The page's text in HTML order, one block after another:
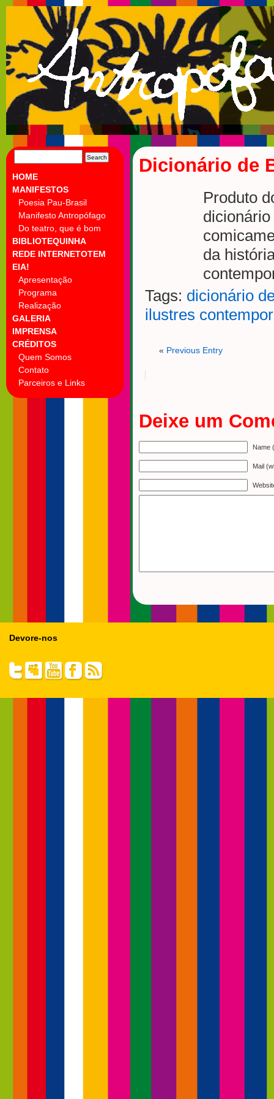
FOR:
HOME
MANIFESTOS
Poesia Pau-Brasil
Manifesto Antropófago
Do teatro, que é bom
BIBLIOTEQUINHA
REDE INTERNETOTEM
EIA!
Apresentação
Programa
Realização
GALERIA
IMPRENSA
CRÉDITOS
Quem Somos
Contato
Parceiros e Links
Dicionário de
Produto
da
Tags: dicionário
ilustres
« Previous Entry
Deixe um
Name
Mail
Devore-nos